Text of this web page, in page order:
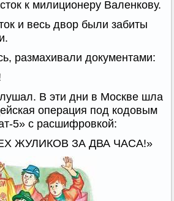
к милиционеру Валенкову.
и весь двор были забиты
размахивали документами:
В эти дни в Москве шла
операция под кодовым
5» с расшифровкой:
ЖУЛИКОВ ЗА ДВА ЧАСА!»